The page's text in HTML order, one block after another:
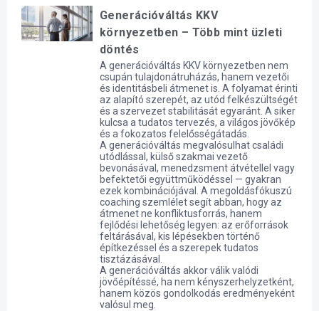
Generációváltás KKV
környezetben – Több mint üzleti
döntés
A generációváltás KKV környezetben nem
csupán tulajdonátruházás, hanem vezetői
és identitásbeli átmenet is. A folyamat érinti
az alapító szerepét, az utód felkészültségét
és a szervezet stabilitását egyaránt. A siker
kulcsa a tudatos tervezés, a világos jövőkép
és a fokozatos felelősségátadás.
A generációváltás megvalósulhat családi
utódlással, külső szakmai vezető
bevonásával, menedzsment átvétellel vagy
befektetői együttműködéssel — gyakran
ezek kombinációjával. A megoldásfókuszú
coaching szemlélet segít abban, hogy az
átmenet ne konfliktusforrás, hanem
fejlődési lehetőség legyen: az erőforrások
feltárásával, kis lépésekben történő
építkezéssel és a szerepek tudatos
tisztázásával.
A generációváltás akkor válik valódi
jövőépítéssé, ha nem kényszerhelyzetként,
hanem közös gondolkodás eredményeként
valósul meg.